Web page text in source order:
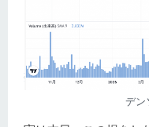
デン